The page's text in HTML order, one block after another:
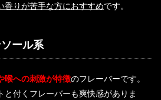
香りが苦手な方におすすめです。
ール系
喉への刺激が特徴のフレーバーです。
と付くフレーバーも爽快感がありま